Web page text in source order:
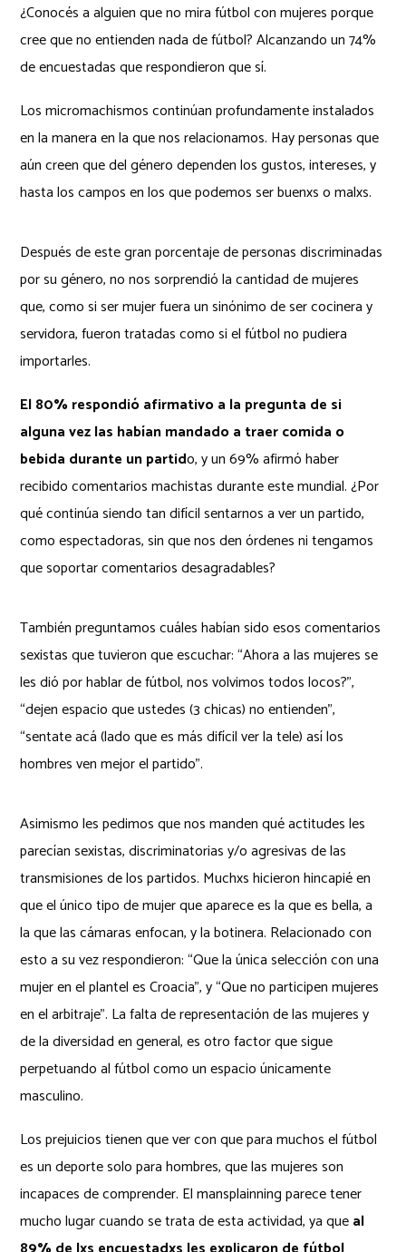
¿Conocés a alguien que no mira fútbol con mujeres porque
cree que no entienden nada de fútbol? Alcanzando un 74%
de encuestadas que respondieron que sí.
Los micromachismos continúan profundamente instalados
en la manera en la que nos relacionamos. Hay personas que
aún creen que del género dependen los gustos, intereses, y
hasta los campos en los que podemos ser buenxs o malxs.
Después de este gran porcentaje de personas discriminadas
por su género, no nos sorprendió la cantidad de mujeres
que, como si ser mujer fuera un sinónimo de ser cocinera y
servidora, fueron tratadas como si el fútbol no pudiera
importarles.
El 80% respondió afirmativo a la pregunta de si
alguna vez las habían mandado a traer comida o
bebida durante un partido, y un 69% afirmó haber
recibido comentarios machistas durante este mundial. ¿Por
qué continúa siendo tan difícil sentarnos a ver un partido,
como espectadoras, sin que nos den órdenes ni tengamos
que soportar comentarios desagradables?
También preguntamos cuáles habían sido esos comentarios
sexistas que tuvieron que escuchar: “Ahora a las mujeres se
les dió por hablar de fútbol, nos volvimos todos locos?”,
“dejen espacio que ustedes (3 chicas) no entienden”,
“sentate acá (lado que es más difícil ver la tele) así los
hombres ven mejor el partido”.
Asimismo les pedimos que nos manden qué actitudes les
parecían sexistas, discriminatorias y/o agresivas de las
transmisiones de los partidos. Muchxs hicieron hincapié en
que el único tipo de mujer que aparece es la que es bella, a
la que las cámaras enfocan, y la botinera. Relacionado con
esto a su vez respondieron: “Que la única selección con una
mujer en el plantel es Croacia”, y “Que no participen mujeres
en el arbitraje”. La falta de representación de las mujeres y
de la diversidad en general, es otro factor que sigue
perpetuando al fútbol como un espacio únicamente
masculino.
Los prejuicios tienen que ver con que para muchos el fútbol
es un deporte solo para hombres, que las mujeres son
incapaces de comprender. El mansplainning parece tener
mucho lugar cuando se trata de esta actividad, ya queal